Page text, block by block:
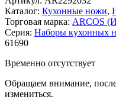
Каталог: Кухонные ножи,
Торговая марка: ARCOS
Серия: Наборы кухонных
61690
Временно отсутствует
Обращаем внимание,
измениться.